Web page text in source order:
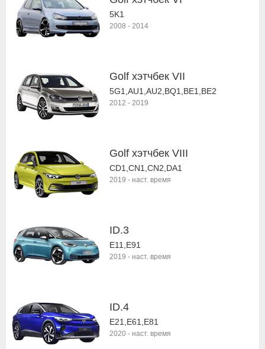
5K1
2008 - 2014
Golf хэтчбек VII
5G1,AU1,AU2,BQ1,BE1,BE2
2012 - 2019
Golf хэтчбек VIII
CD1,CN1,CN2,DA1
2019 - наст. время
ID.3
E11,E91
2019 - наст. время
ID.4
E21,E61,E81
2020 - наст. время